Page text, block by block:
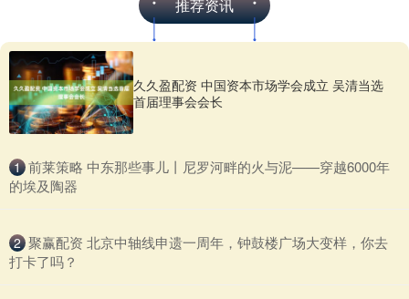
推荐资讯
久久盈配资 中国资本市场学会成立 吴清当选
首届理事会会长
1 ​前莱策略 中东那些事儿丨尼罗河畔的火与泥——穿越6000年
的埃及陶器
2 ​聚赢配资 北京中轴线申遗一周年，钟鼓楼广场大变样，你去
打卡了吗？